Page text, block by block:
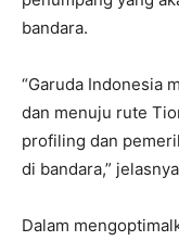
bandara.
“Garuda Indonesia
dan menuju rute
profiling dan
di bandara,”
Dalam